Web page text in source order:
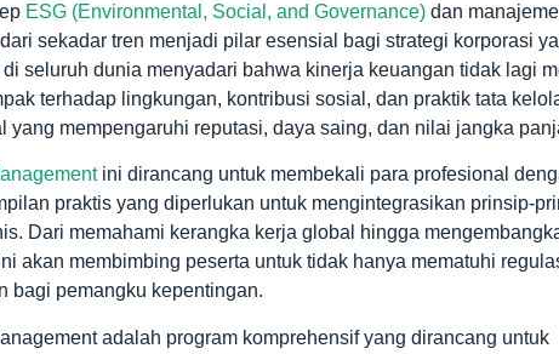
ESG (Environmental, Social, and Governance) dan
sekadar tren menjadi pilar esensial bagi strategi korporasi
seluruh dunia menyadari bahwa kinerja keuangan tidak lagi
terhadap lingkungan, kontribusi sosial, dan praktik tata
yang mempengaruhi reputasi, daya saing, dan nilai jangka
ini dirancang untuk membekali para profesional
praktis yang diperlukan untuk mengintegrasikan prinsip-
Dari memahami kerangka kerja global hingga
akan membimbing peserta untuk tidak hanya mematuhi
bagi pemangku kepentingan.
adalah program komprehensif yang dirancang untuk